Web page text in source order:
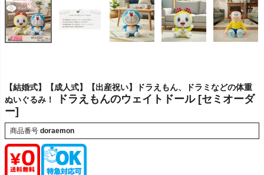
【結婚式】【成人式】【出産祝い】ドラえもん、ドラミなどの体重
ぬいぐるみ！
ドラえもんのウェイトドール [セミオーダ
ー]
商品番号 doraemon